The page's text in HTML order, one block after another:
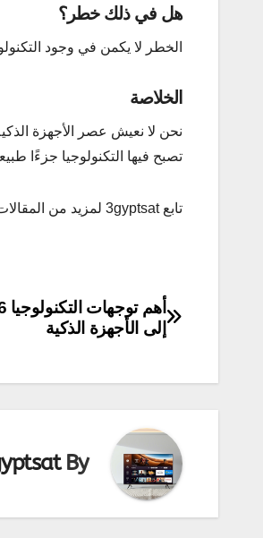
هل في ذلك خطر؟
الخطر لا يكمن في وجود
الخلاصة
نحن لا نعيش عصر الأجهزة
تصبح فيها التكنولوجيا جزءًا
تابع 3gyptsat لمزيد من المقالات التي تشرح التكنولوجيا بلغة بسيطة وقريبة من الواقع.
تصفّح
إلى الأجهزة الذكية
By